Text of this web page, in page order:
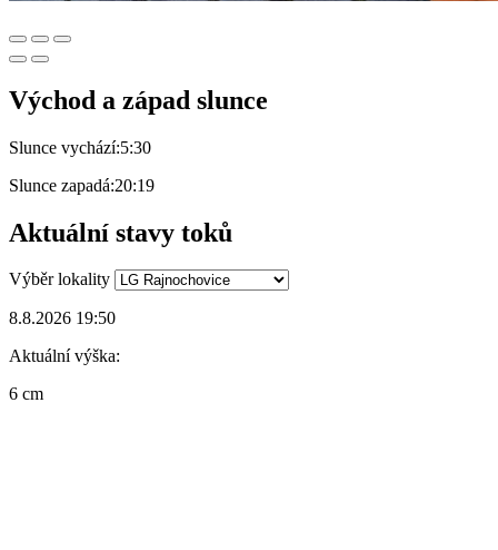
Východ a západ slunce
Slunce vychází:5:30
Slunce zapadá:20:19
Aktuální stavy toků
Výběr lokality
8.8.2026 19:50
Aktuální výška:
6 cm